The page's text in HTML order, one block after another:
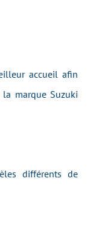
accueil afin
marque Suzuki
différents de